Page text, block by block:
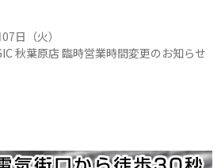
日（火）
秋葉原店 臨時営業時間変更のお知らせ